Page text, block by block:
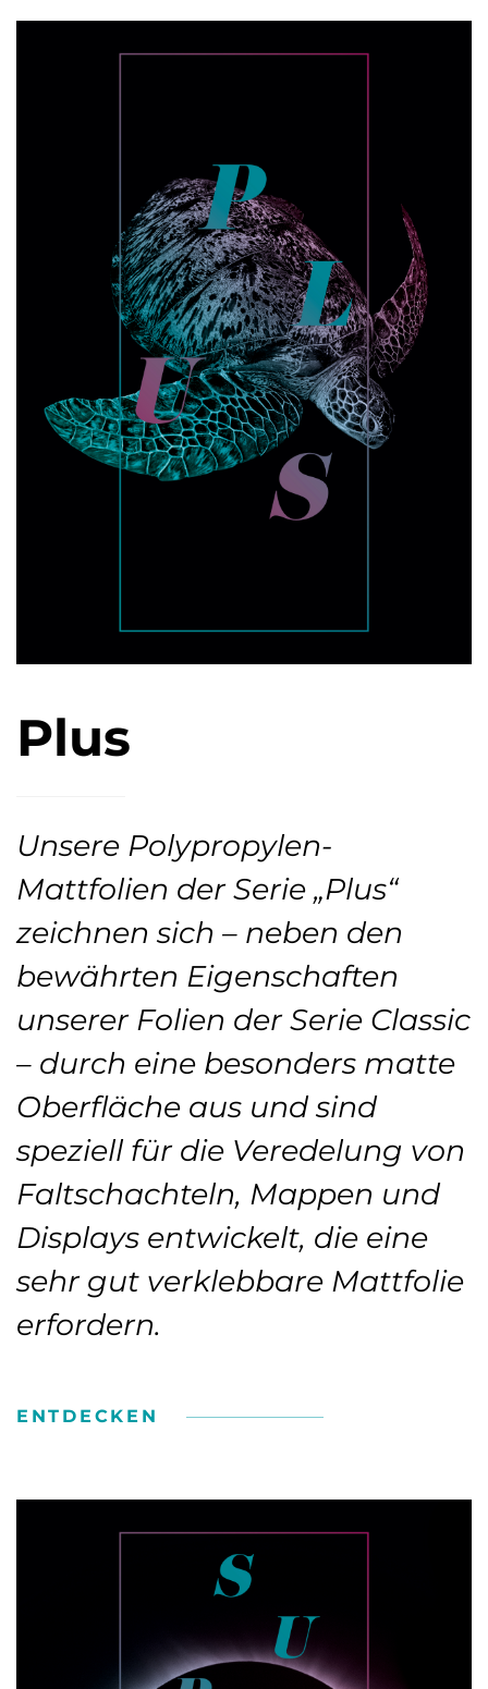
Plus
Unsere Polypropylen-
Mattfolien der Serie „Plus“
zeichnen sich – neben den
bewährten Eigenschaften
unserer Folien der Serie Classic
– durch eine besonders matte
Ober­fläche aus und sind
speziell für die Veredelung von
Falt­schachteln, Mappen und
Displays entwickelt, die eine
sehr gut verklebbare Matt­folie
erfordern.
ENTDECKEN